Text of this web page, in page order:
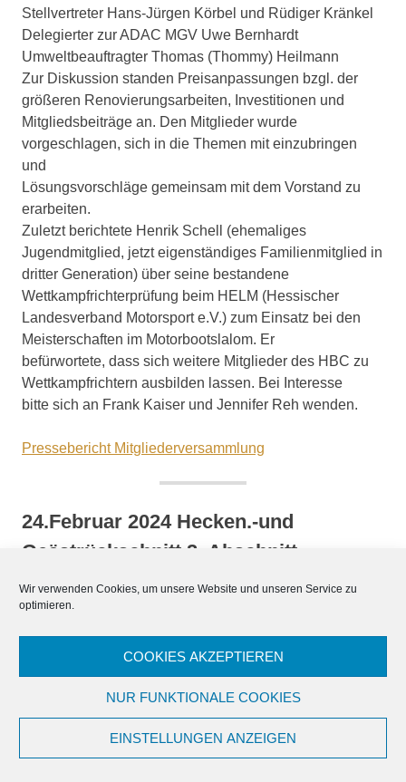
Wir verwenden Cookies, um unsere Website und unseren Service zu
optimieren.
COOKIES AKZEPTIEREN
NUR FUNKTIONALE COOKIES
EINSTELLUNGEN ANZEIGEN
Stellvertreter Hans-Jürgen Körbel und Rüdiger Kränkel
Delegierter zur ADAC MGV Uwe Bernhardt
Umweltbeauftragter Thomas (Thommy) Heilmann
Zur Diskussion standen Preisanpassungen bzgl. der
größeren Renovierungsarbeiten, Investitionen und
Mitgliedsbeiträge an. Den Mitglieder wurde
vorgeschlagen, sich in die Themen mit einzubringen
und
Lösungsvorschläge gemeinsam mit dem Vorstand zu
erarbeiten.
Zuletzt berichtete Henrik Schell (ehemaliges
Jugendmitglied, jetzt eigenständiges Familienmitglied in
dritter Generation) über seine bestandene
Wettkampfrichterprüfung beim HELM (Hessischer
Landesverband Motorsport e.V.) zum Einsatz bei den
Meisterschaften im Motorbootslalom. Er
befürwortete, dass sich weitere Mitglieder des HBC zu
Wettkampfrichtern ausbilden lassen. Bei Interesse
bitte sich an Frank Kaiser und Jennifer Reh wenden.
Pressebericht Mitgliederversammlung
24.Februar 2024 Hecken.-und
Geästrückschnitt 2. Abschnitt
Die erste große Arbeitsmaßnahme vor der Saison 2024
kleingesägt, verladen und abgefahren.
Die Hecken, Baumäste und Sträucher wurde zurück